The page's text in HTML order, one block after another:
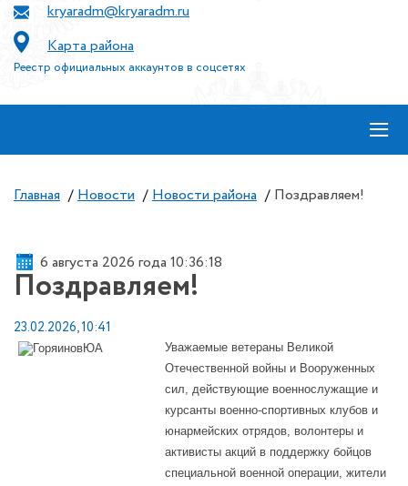
kryaradm@kryaradm.ru
Карта района
Реестр официальных аккаунтов в соцсетях
≡
Главная / Новости / Новости района / Поздравляем!
6 августа 2026 года 10:36:18
Поздравляем!
23.02.2026, 10:41
Уважаемые ветераны Великой
Отечественной войны и Вооруженных
сил, действующие военнослужащие и
курсанты военно-спортивных клубов и
юнармейских отрядов, волонтеры и
активисты акций в поддержку бойцов
специальной военной операции, жители